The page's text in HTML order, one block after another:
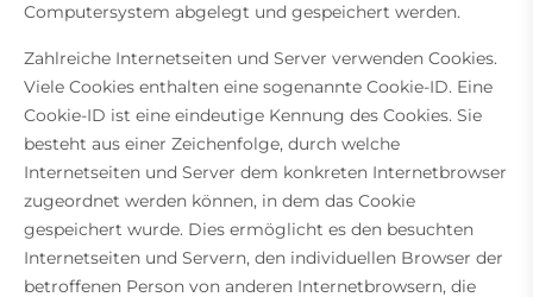
Computersystem abgelegt und gespeichert werden.
Zahlreiche Internetseiten und Server verwenden Cookies.
Viele Cookies enthalten eine sogenannte Cookie-ID. Eine
Cookie-ID ist eine eindeutige Kennung des Cookies. Sie
besteht aus einer Zeichenfolge, durch welche
Internetseiten und Server dem konkreten Internetbrowser
zugeordnet werden können, in dem das Cookie
gespeichert wurde. Dies ermöglicht es den besuchten
Internetseiten und Servern, den individuellen Browser der
betroffenen Person von anderen Internetbrowsern, die